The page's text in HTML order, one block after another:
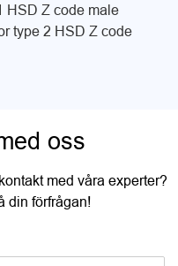
HSD Z code male
type 2 HSD Z code
oss
med våra experter?
din förfrågan!